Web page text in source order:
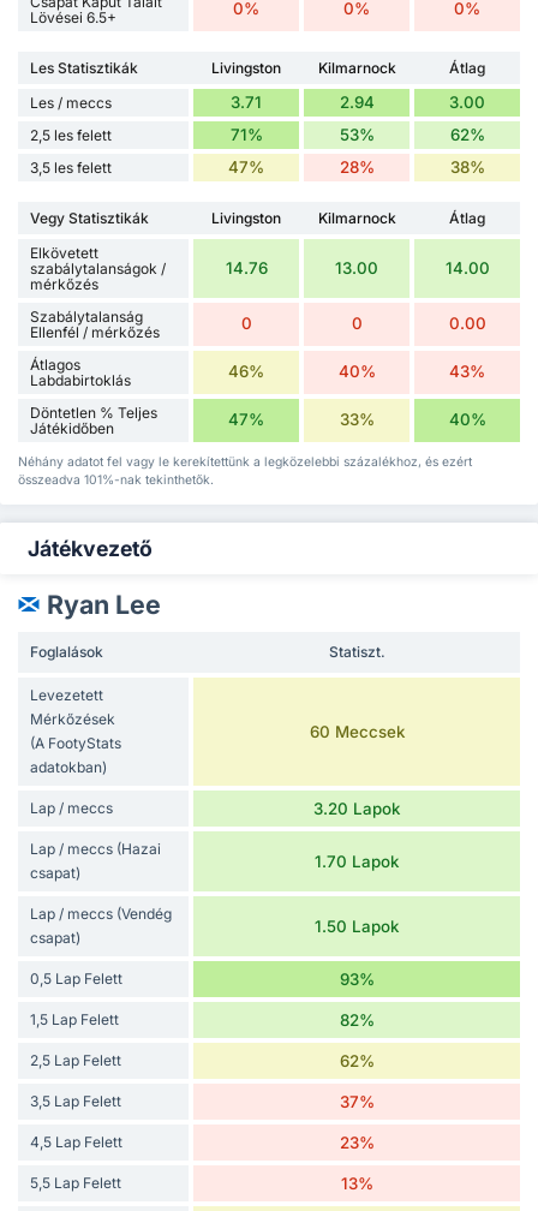
Lövései 6.5+
0% 0% 0%
Les Statisztikák Livingston Kilmarnock
Átlag
Les / meccs
3.71 2.94 3.00
2,5 les felett 71% 53% 62%
3,5 les felett 47% 28% 38%
Vegy Statisztikák Livingston Kilmarnock
Átlag
Elkövetett
szabálytalanságok /
mérkőzés
14.76 13.00 14.00
Szabálytalanság
Ellenfél / mérkőzés
0 0 0.00
Átlagos
Labdabirtoklás
46% 40% 43%
Döntetlen % Teljes
Játékidőben
47% 33% 40%
Néhány adatot fel vagy le kerekítettünk a legközelebbi százalékhoz, és ezért
összeadva 101%-nak tekinthetők.
Játékvezető
Ryan Lee
Foglalások Statiszt.
Levezetett
Mérkőzések
(A FootyStats
adatokban)
60 Meccsek
Lap / meccs 3.20 Lapok
Lap / meccs (Hazai
csapat)
1.70 Lapok
Lap / meccs (Vendég
csapat)
1.50 Lapok
0,5 Lap Felett 93%
1,5 Lap Felett 82%
2,5 Lap Felett 62%
3,5 Lap Felett 37%
4,5 Lap Felett 23%
5,5 Lap Felett 13%